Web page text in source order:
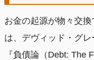
お金の起源が物々交
は、デヴィッド・グ
『負債論（Debt: The